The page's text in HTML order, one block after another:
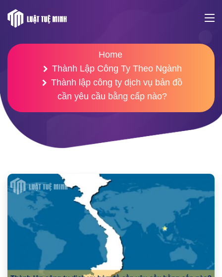
Home
Thành Lập Công Ty Theo Ngành
Thành lập công ty dịch vụ bản đồ
cần yêu cầu bằng cấp nào?